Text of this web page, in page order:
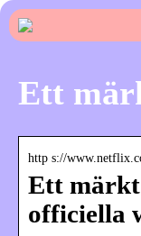
Ett
http s://
Ett
officiella